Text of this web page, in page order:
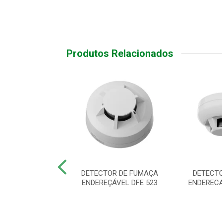
Produtos Relacionados
DETECTOR DE FUMAÇA
ENDEREÇÁVEL DFE 523